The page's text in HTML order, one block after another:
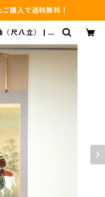
購入で送料無料！
（尺八立） | 吉